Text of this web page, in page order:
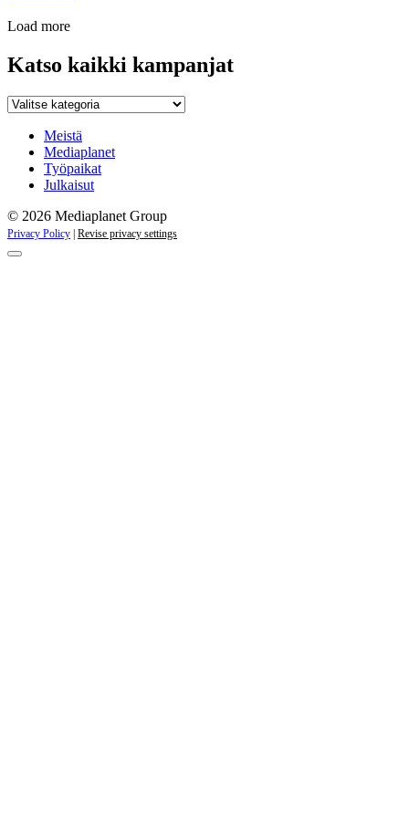
Load more
Katso kaikki kampanjat
Katso
kampanjat
Meistä
Mediaplanet
Työpaikat
Julkaisut
© 2026 Mediaplanet Group
Privacy Policy | Revise privacy settings